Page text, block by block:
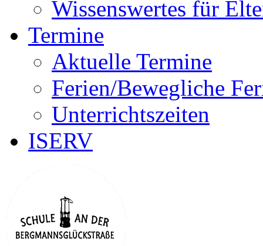
Wissenswertes für
Termine
Aktuelle Termine
Ferien/Bewegliche
Unterrichtszeiten
ISERV